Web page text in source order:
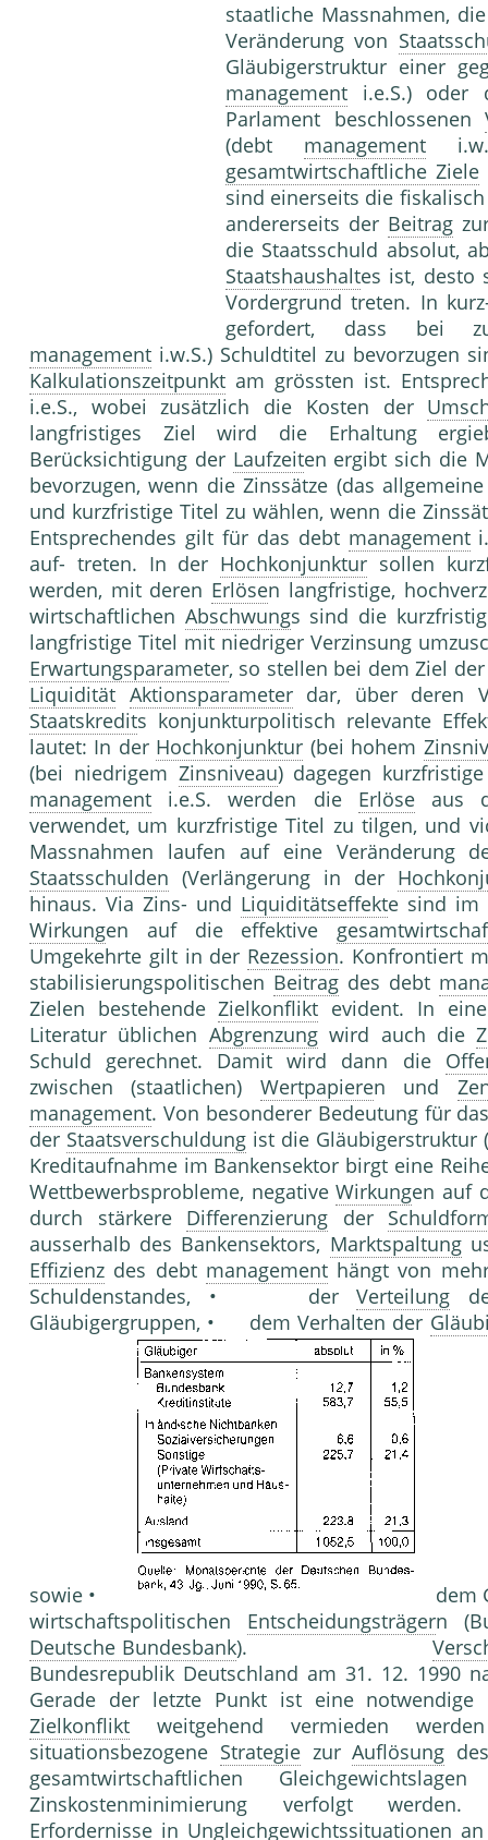
staatliche Massnahmen,
Veränderung von
Gläubigerstruktur einer
management i.e.S.) oder
Parlament beschlossenen
(debt management
gesamtwirtschaftliche Ziele
sind einerseits die
andererseits der Beitrag
die Staatsschuld absolut,
Staatshaushaltes ist, desto
Vordergrund treten. In
gefordert, dass bei
management i.w.S.) Schuldtitel zu bevorzugen
Kalkulationszeitpunkt am grössten ist.
i.e.S., wobei zusätzlich die Kosten der
langfristiges Ziel wird die Erhaltung
Berücksichtigung der Laufzeiten ergibt sich die
bevorzugen, wenn die Zinssätze (das
und kurzfristige Titel zu wählen, wenn die
Entsprechendes gilt für das debt management
auf- treten. In der Hochkonjunktur sollen
werden, mit deren Erlösen langfristige,
wirtschaftlichen Abschwungs sind die
langfristige Titel mit niedriger Verzinsung
Erwartungsparameter, so stellen bei dem Ziel
Liquidität Aktionsparameterdar, über deren
Staatskredits konjunkturpolitisch relevante
lautet: In der Hochkonjunktur (bei hohem
(bei niedrigem Zinsniveau) dagegen
management i.e.S. werden die Erlöseaus
verwendet, um kurzfristige Titel zu tilgen, und
Massnahmen laufen auf eine Veränderung
Staatsschulden (Verlängerung in der
hinaus. Via Zins- und Liquiditätseffekte sind im
Wirkungen auf die effektive
Umgekehrte gilt in der Rezession. Konfrontiert
stabilisierungspolitischen Beitrag des debt
Zielen bestehendeZielkonflikt evident. In
Literatur üblichen Abgrenzungwird auch die
Schuld gerechnet. Damit wird dann die
zwischen (staatlichen) Wertpapieren und
management. Von besonderer Bedeutung für
der Staatsverschuldung ist die Gläubigerstruktur
Kreditaufnahme im Bankensektor birgt eine
Wettbewerbsprobleme, negativeWirkungen auf
durch stärkere Differenzierung der
ausserhalb des Bankensektors, Marktspaltung
Effizienz des debt managementhängt von
Schuldenstandes, • derVerteilung
Gläubigergruppen, • dem Verhalten der
sowie •
dem
wirtschaftspolitischen Entscheidungsträgern
Deutsche Bundesbank).
Bundesrepublik Deutschland am 31. 12. 1990
Gerade der letzte Punkt ist eine notwendige
Zielkonflikt weitgehend vermieden
situationsbezogene StrategiezurAuflösung
gesamtwirtschaftlichen
Zinskostenminimierung verfolgt werden.
Erfordernisse in Ungleichgewichtssituationen